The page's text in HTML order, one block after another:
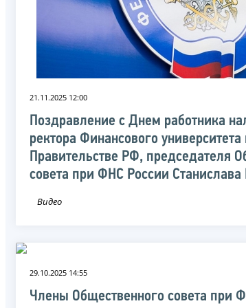
21.11.2025 12:00
Поздравление с Днем работника
ректора Финансового университета
Правительстве РФ, председателя
совета при ФНС России
Видео
29.10.2025 14:55
Члены Общественного совета при